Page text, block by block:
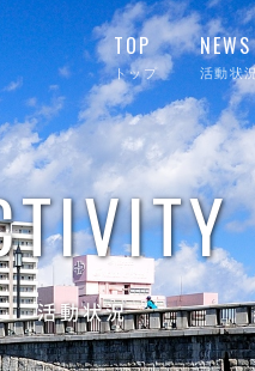
TOP
トップ
NEWS
活動状
活動状況